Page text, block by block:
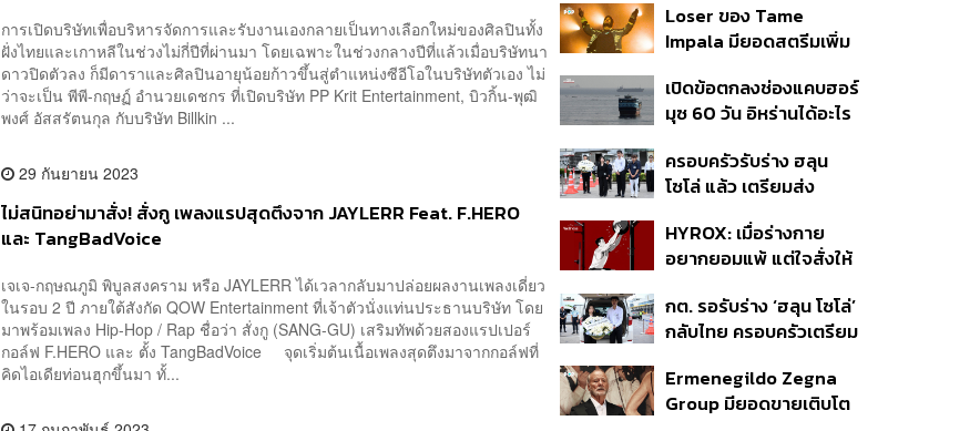
การเปิดบริษัทเพื่อบริหารจัดการและรับงานเองกลายเป็นทางเลือกใหม่ของศิลปินทั้ง
ฝั่งไทยและเกาหลีในช่วงไม่กี่ปีที่ผ่านมา โดยเฉพาะในช่วงกลางปีที่แล้วเมื่อบริษัทนา
ดาวปิดตัวลง ก็มีดาราและศิลปินอายุน้อยก้าวขึ้นสู่ตำแหน่งซีอีโอในบริษัทตัวเอง ไม่
ว่าจะเป็น พีพี-กฤษฏ์ อำนวยเดชกร ที่เปิดบริษัท PP Krit Entertainment, บิวกิ้น-พุฒิ
พงศ์ อัสสรัตนกุล กับบริษัท Billkin ...
29 กันยายน 2023
ไม่สนิทอย่ามาสั่ง! สั่งกู เพลงแรปสุดตึงจาก JAYLERR Feat. F.HERO
และ TangBadVoice
เจเจ-กฤษณภูมิ พิบูลสงคราม หรือ JAYLERR ได้เวลากลับมาปล่อยผลงานเพลงเดี่ยว
ในรอบ 2 ปี ภายใต้สังกัด QOW Entertainment ที่เจ้าตัวนั่งแท่นประธานบริษัท โดย
มาพร้อมเพลง Hip-Hop / Rap ชื่อว่า สั่งกู (SANG-GU) เสริมทัพด้วยสองแรปเปอร์
กอล์ฟ F.HERO และ ตั้ง TangBadVoice จุดเริ่มต้นเนื้อเพลงสุดตึงมาจากกอล์ฟที่
คิดไอเดียท่อนฮุกขึ้นมา ทั้...
Loser ของ Tame
Impala มียอดสตรีมเพิ่ม
ประกอบ Spider-Man
เปิดข้อตกลงช่องแคบฮอร์
มุซ 60 วัน อิหร่านได้อะไร
ครอบครัวรับร่าง ฮลุน
โซโล่ แล้ว เตรียมส่ง
ชีวิต
HYROX: เมื่อร่างกาย
อยากยอมแพ้ แต่ใจสั่งให้
Self-Commitment ที่น่า
ลอง
กต. รอรับร่าง ‘ฮลุน โซโล่’
กลับไทย ครอบครัวเตรียม
Ermenegildo Zegna
Group มียอดขายเติบโต